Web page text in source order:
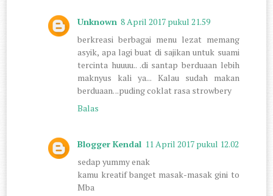
Unknown 8 April 2017 pukul 21.59
berkreasi berbagai menu lezat memang
asyik, apa lagi buat di sajikan untuk suami
tercinta huuuu.. .di santap berduaan lebih
maknyus kali ya... Kalau sudah makan
berduaan. ..puding coklat rasa strowbery
Balas
Blogger Kendal 11 April 2017 pukul 12.02
sedap yummy enak
kamu kreatif banget masak-masak gini to
Mba